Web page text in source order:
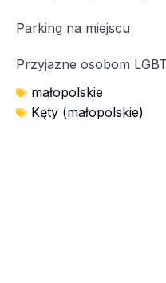
Parking na miejscu
Przyjazne osobom
małopolskie
Kęty (małopolskie)